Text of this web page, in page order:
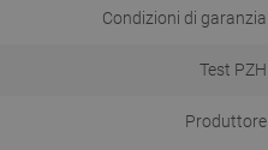
Condizioni di garanzia
Test PZH
Produttore